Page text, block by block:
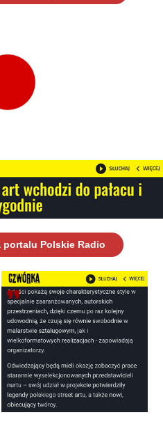
portalu Polskie Radio